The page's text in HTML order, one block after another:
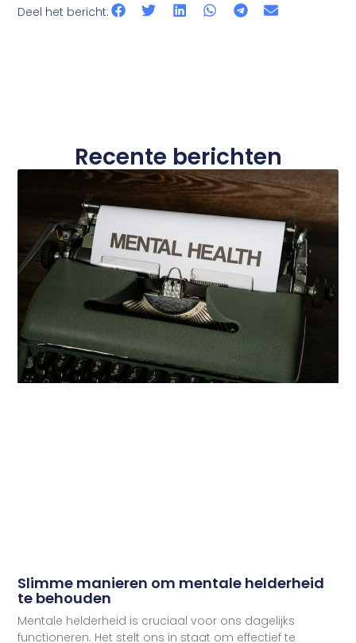
Deel het bericht:
Recente berichten
Slimme manieren om mentale helderheid
te behouden
Mentale helderheid is cruciaal voor ons dagelijks
functioneren. Het stelt ons in staat om effectief te